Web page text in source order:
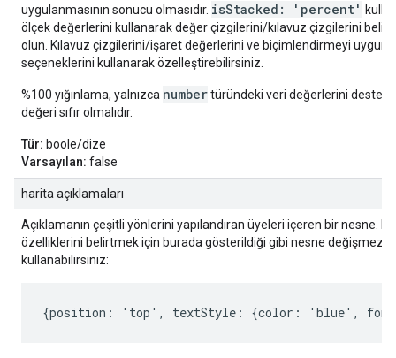
uygulanmasının sonucu olmasıdır. isStacked: 'percent'
ölçek değerlerini kullanarak değer çizgilerini/kılavuz çizgilerini
olun. Kılavuz çizgilerini/işaret değerlerini ve biçimlendirmeyi uygun
seçeneklerini kullanarak özelleştirebilirsiniz.
%100 yığınlama, yalnızca numbertüründeki veri değerlerini
değeri sıfır olmalıdır.
Tür: boole/dize
Varsayılan: false
harita açıklamaları
Açıklamanın çeşitli yönlerini yapılandıran üyeleri içeren bir nesne.
özelliklerini belirtmek için burada gösterildiği gibi nesne değişmez
kullanabilirsiniz:
{position: 'top', textStyle: {color: 'blue',